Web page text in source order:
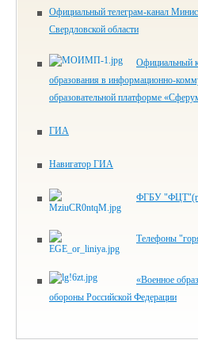
Официальный телеграм-канал
Свердловской области
Официальный
образования в информационно-
образовательной платформе
ГИА
Навигатор ГИА
ФГБУ
Телефоны
«Военное
обороны Российской Федерации